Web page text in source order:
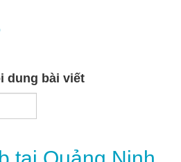
dung bài viết